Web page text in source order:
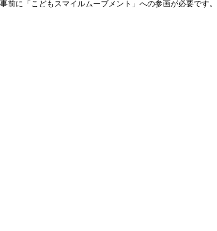
事前に「こどもスマイルムーブメント」への参画が必要です。